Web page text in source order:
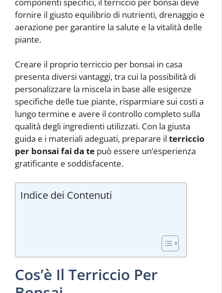
fornire il giusto equilibrio di nutrienti, drenaggio e
aerazione per garantire la salute e la vitalità delle
piante.
Creare il proprio terriccio per bonsai in casa
presenta diversi vantaggi, tra cui la possibilità di
personalizzare la miscela in base alle esigenze
specifiche delle tue piante, risparmiare sui costi a
lungo termine e avere il controllo completo sulla
qualità degli ingredienti utilizzati. Con la giusta
guida e i materiali adeguati, preparare il terriccio
per bonsai fai da te può essere un’esperienza
gratificante e soddisfacente.
Indice dei Contenuti
Cos’è Il Terriccio Per